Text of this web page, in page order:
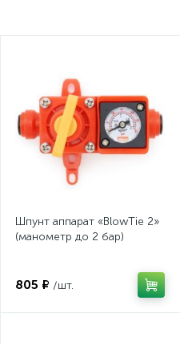
Шпунт аппарат «BlowTie 2»
(манометр до 2 бар)
805 ₽ /шт.